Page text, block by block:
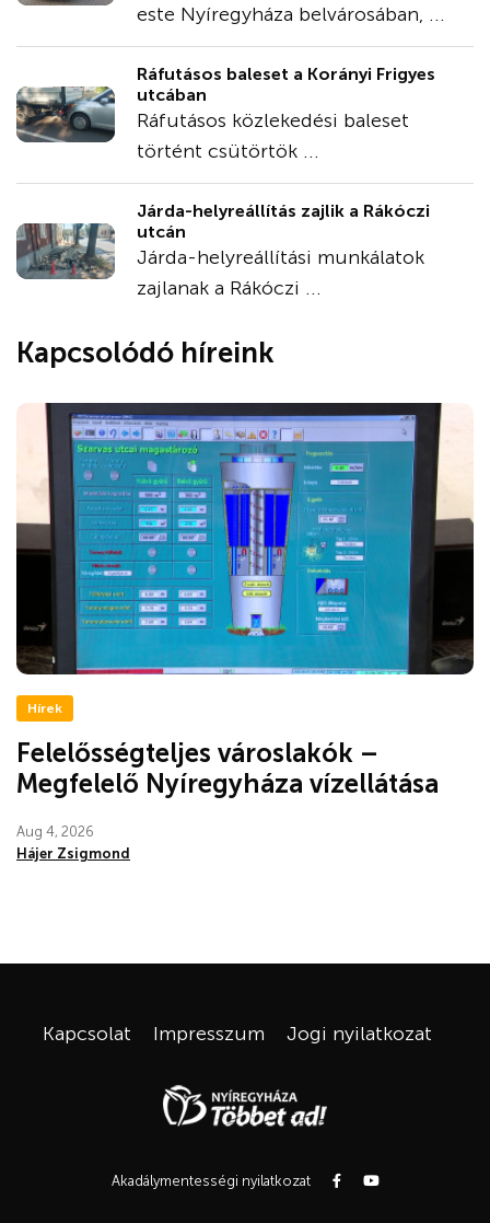
este Nyíregyháza belvárosában, ...
Ráfutásos baleset a Korányi Frigyes
utcában
Ráfutásos közlekedési baleset
történt csütörtök ...
Járda-helyreállítás zajlik a Rákóczi
utcán
Járda-helyreállítási munkálatok
zajlanak a Rákóczi ...
Kapcsolódó híreink
Hírek
Felelősségteljes városlakók –
Megfelelő Nyíregyháza vízellátása
Aug 4, 2026
Hájer Zsigmond
Kapcsolat Impresszum Jogi nyilatkozat
Akadálymentességi nyilatkozat